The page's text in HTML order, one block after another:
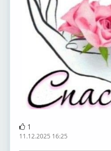
1
11.12.2025 16:25